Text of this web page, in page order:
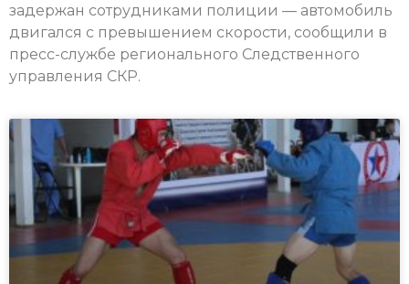
задержан сотрудниками полиции — автомобиль
двигался с превышением скорости, сообщили в
пресс-службе регионального Следственного
управления СКР.